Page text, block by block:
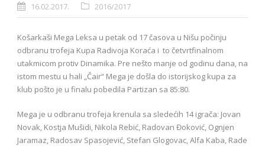
16.02.2017. 2016/2017
Košarkaši Mega Leksa u petak od 17 časova u Nišu počinju
odbranu trofeja Kupa Radivoja Koraća i to četvrtfinalnom
utakmicom protiv Dinamika. Pre nešto manje od godinu dana, na
istom mestu u hali „Čair“ Mega je došla do istorijskog kupa za
klub pošto je u finalu pobedila Partizan sa 85:80.
Mega je u odbranu trofeja krenula sa sledećih 14 igrača: Jovan
Novak, Kostja Mušidi, Nikola Rebić, Radovan Đoković, Ognjen
Jaramaz, Radosav Spasojević, Stefan Glogovac, Alfa Kaba, Rade